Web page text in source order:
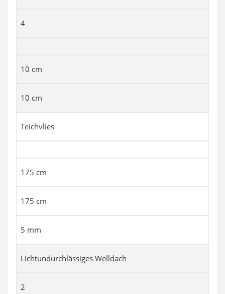
4
10 cm
10 cm
Teichvlies
175 cm
175 cm
5 mm
Lichtundurchlässiges Welldach
2